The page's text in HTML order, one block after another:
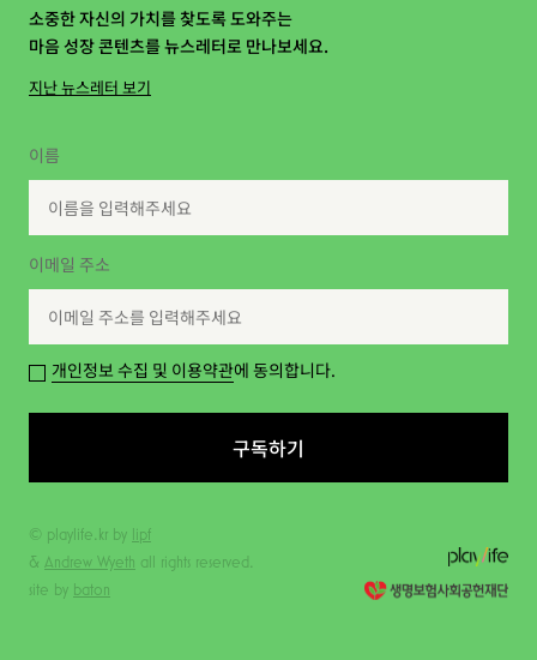
소중한 자신의 가치를 찾도록 도와주는
마음 성장 콘텐츠를 뉴스레터로 만나보세요.
지난 뉴스레터 보기
이름
이메일 주소
개인정보 수집 및 이용약관에 동의합니다.
구독하기
© playlife.kr by lipf
& Andrew Wyeth all rights reserved.
site by baton